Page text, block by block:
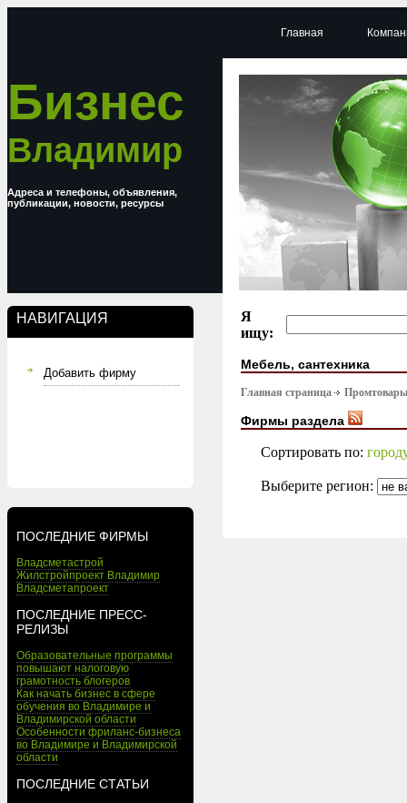
Бизнес
Владимир
Адреса и телефоны, объявления,
публикации, новости, ресурсы
НАВИГАЦИЯ
Добавить фирму
ПОСЛЕДНИЕ ФИРМЫ
Владсметастрой
Жилстройпроект Владимир
Владсметапроект
ПОСЛЕДНИЕ ПРЕСС-
РЕЛИЗЫ
Образовательные программы
повышают налоговую
грамотность блогеров
Как начать бизнес в сфере
обучения во Владимире и
Владимирской области
Особенности фриланс-бизнеса
во Владимире и Владимирской
области
ПОСЛЕДНИЕ СТАТЬИ
Главная
Я
ищу:
Мебель, сантехника
Главная страница Промтовары
Фирмы раздела
Сортировать по:
Выберите регион: